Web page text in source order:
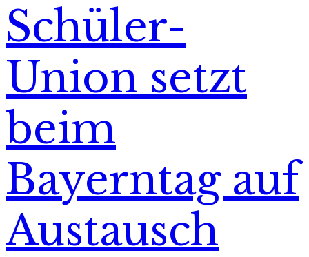
Schüler-
Union setzt
beim
Bayerntag auf
Austausch